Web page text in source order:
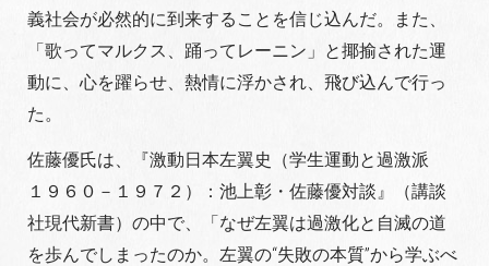
義社会が必然的に到来することを信じ込んだ。また、
「歌ってマルクス、踊ってレーニン」と揶揄された運
動に、心を躍らせ、熱情に浮かされ、飛び込んで行っ
た。
佐藤優氏は、『激動日本左翼史（学生運動と過激派
１９６０－１９７２）：池上彰・佐藤優対談』（講談
社現代新書）の中で、「なぜ左翼は過激化と自滅の道
を歩んでしまったのか。左翼の“失敗の本質”から学ぶべ